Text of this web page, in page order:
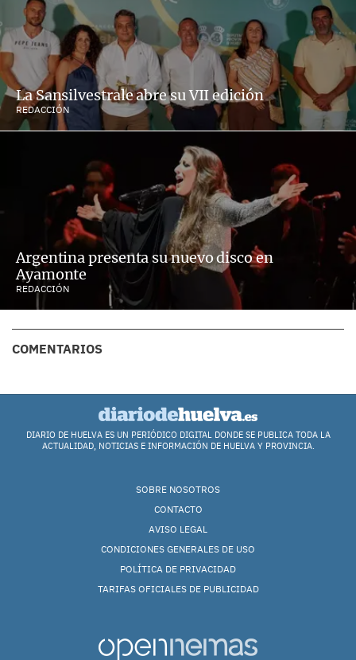
La Sansilvestrale abre su VII edición
REDACCIÓN
Argentina presenta su nuevo disco en
Ayamonte
REDACCIÓN
COMENTARIOS
DIARIO DE HUELVA ES UN PERIÓDICO DIGITAL DONDE SE PUBLICA TODA LA
ACTUALIDAD, NOTICIAS E INFORMACIÓN DE HUELVA Y PROVINCIA.
SOBRE NOSOTROS
CONTACTO
AVISO LEGAL
CONDICIONES GENERALES DE USO
POLÍTICA DE PRIVACIDAD
TARIFAS OFICIALES DE PUBLICIDAD